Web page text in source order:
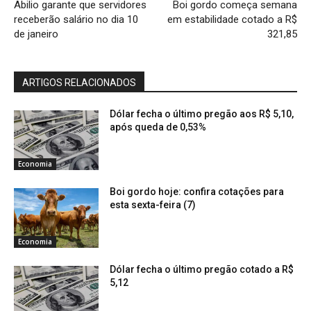
Abilio garante que servidores
receberão salário no dia 10
de janeiro
Boi gordo começa semana
em estabilidade cotado a R$
321,85
ARTIGOS RELACIONADOS
Economia
Dólar fecha o último pregão aos R$ 5,10,
após queda de 0,53%
Economia
Boi gordo hoje: confira cotações para
esta sexta-feira (7)
Dólar fecha o último pregão cotado a R$
5,12